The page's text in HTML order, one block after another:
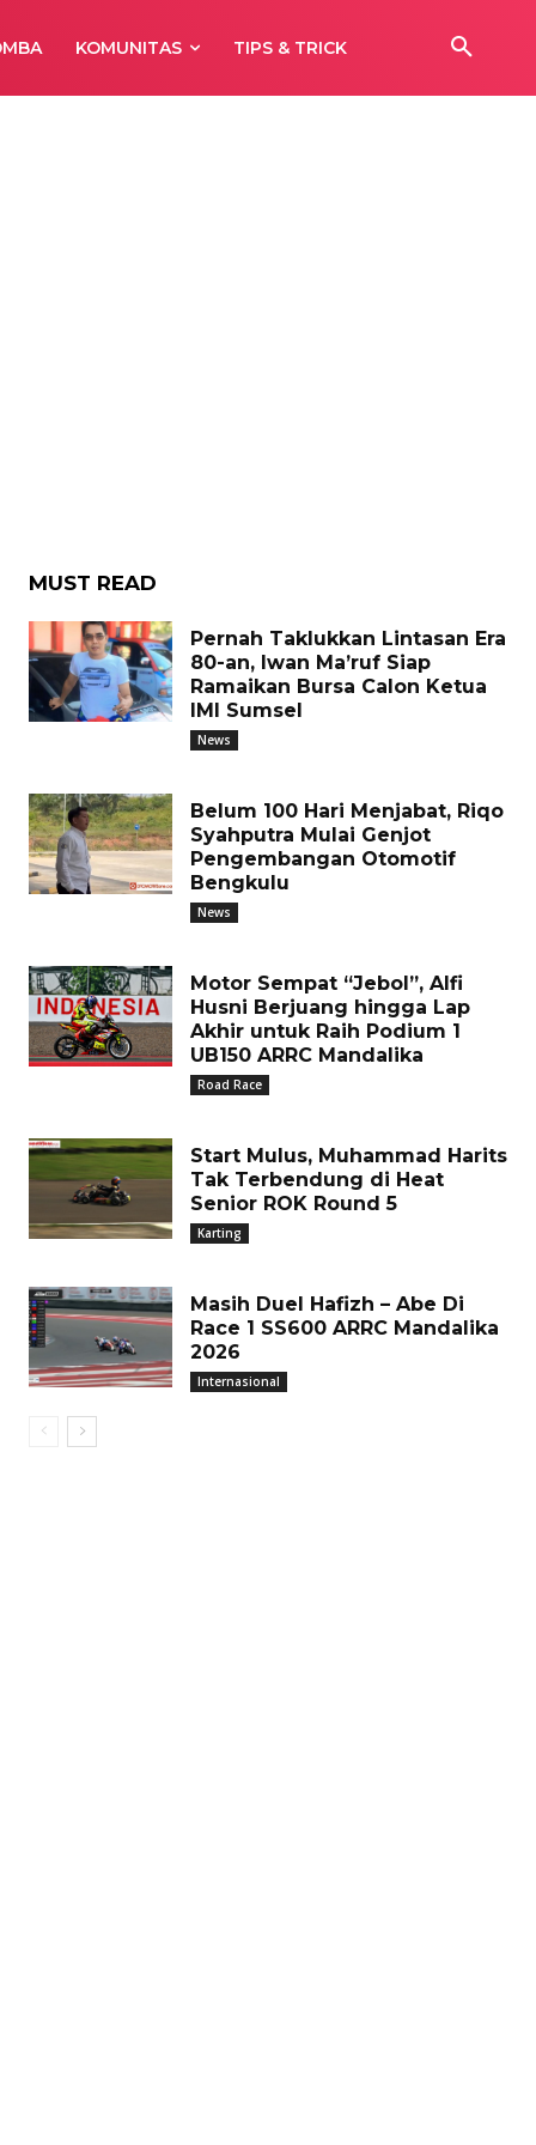
KOMUNITAS TIPS & TRICK
MUST READ
Pernah Taklukkan Lintasan Era
80-an, Iwan Ma’ruf Siap
Ramaikan Bursa Calon Ketua
IMI Sumsel
News
Belum 100 Hari Menjabat, Riqo
Syahputra Mulai Genjot
Pengembangan Otomotif
Bengkulu
News
Motor Sempat “Jebol”, Alfi
Husni Berjuang hingga Lap
Akhir untuk Raih Podium 1
UB150 ARRC Mandalika
Road Race
Start Mulus, Muhammad Harits
Tak Terbendung di Heat
Senior ROK Round 5
Karting
Masih Duel Hafizh – Abe Di
Race 1 SS600 ARRC Mandalika
2026
Internasional